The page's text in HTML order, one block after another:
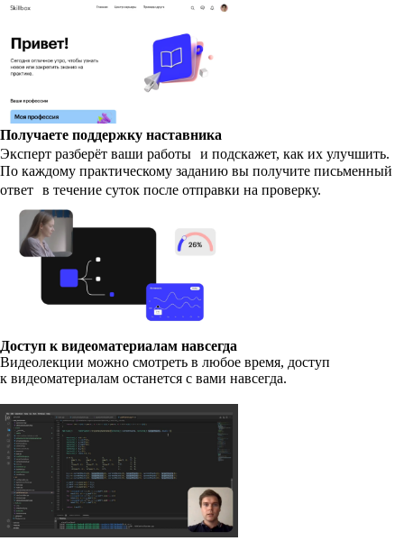
Получаете поддержку наставника
Эксперт разберёт ваши работы и подскажет, как их улучшить.
По каждому практическому заданию вы получите письменный
ответ в течение суток после отправки на проверку.
Доступ к видеоматериалам навсегда
Видеолекции можно смотреть в любое время, доступ
к видеоматериалам останется с вами навсегда.